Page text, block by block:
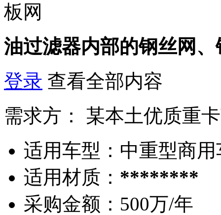
板网
油过滤器内部的钢丝网、
登录 查看全部内容
需求方：
某本土优质重
适用车型： 中重型商
适用材质： ********
采购金额： 500万/年